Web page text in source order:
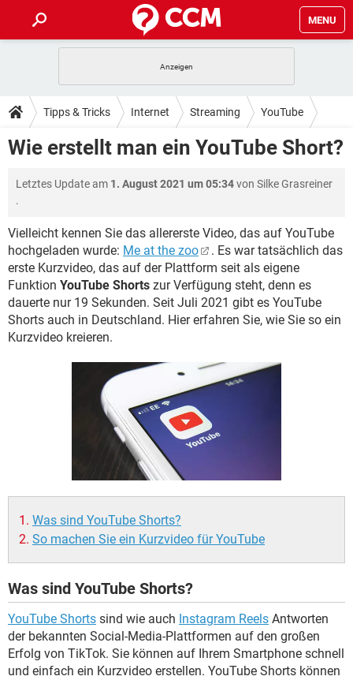
MENU
ANDROID IOS
WINDOWS 10 INSTAGRAM
TIPPS & TRICKS
SPIELE
ANDROID IOS
WINDOWS 10 INSTAGRAM
FACEBOOK HARDWARE
DOWNLOADS
WHATSAPP TIKTOK
FACEBOOK HARDWARE
FORUM
ANDROID IOS
WINDOWS 10 INSTAGRAM
WHATSAPP TIKTOK
FACEBOOK HARDWARE
SPIELE STREAMING
ANDROID IOS
WINDOWS 10 INSTAGRAM
WHATSAPP
Tipps & Tricks Internet Streaming YouTube
Wie erstellt man ein YouTube Short?
Letztes Update am 1. August 2021 um 05:34von Silke Grasreiner
.
Vielleicht kennen Sie das allererste Video, das auf YouTube
hochgeladen wurde: Me at the zoo
. Es war tatsächlich das
erste Kurzvideo, das auf der Plattform seit als eigene
Funktion YouTube Shorts zur Verfügung steht, denn es
dauerte nur 19 Sekunden. Seit Juli 2021 gibt es YouTube
Shorts auch in Deutschland. Hier erfahren Sie, wie Sie so ein
Kurzvideo kreieren.
Was sind YouTube Shorts?
So machen Sie ein Kurzvideo für YouTube
Was sind YouTube Shorts?
YouTube Shorts sind wie auch Instagram Reels Antworten
der bekannten Social-Media-Plattformen auf den großen
Erfolg von TikTok. Sie können auf Ihrem Smartphone schnell
und einfach ein Kurzvideo erstellen. YouTube Shorts können